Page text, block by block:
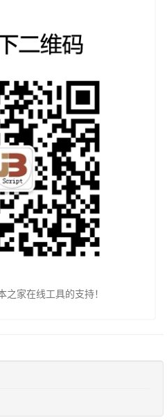
之家在线工具的支持！